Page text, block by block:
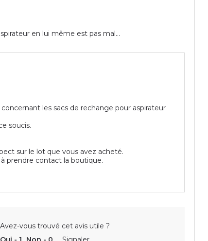
en lui même est pas mal...
les sacs de rechange pour aspirateur
soucis.
sur le lot que vous avez acheté.
prendre contact la boutique.
Avez-vous trouvé cet avis utile ?